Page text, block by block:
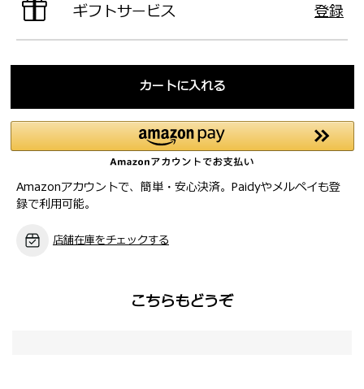
ギフトサービス 登録
カートに入れる
Amazonアカウントで、簡単・安心決済。Paidyやメルペイも登
録で利用可能。
店舗在庫をチェックする
こちらもどうぞ